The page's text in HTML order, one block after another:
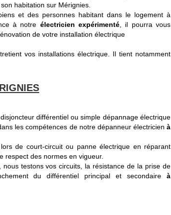
habitation sur Mérignies.
et des personnes habitant dans le logement à
à notre électricien expérimenté, il pourra vous
de votre installation électrique
vos installations électrique. Il tient notamment
différentiel ou simple dépannage électrique
les compétences de notre dépanneur électricien à
de court-circuit ou panne électrique en réparant
respect des normes en vigueur.
nous testons vos circuits, la résistance de la prise de
du différentiel principal et secondaire à